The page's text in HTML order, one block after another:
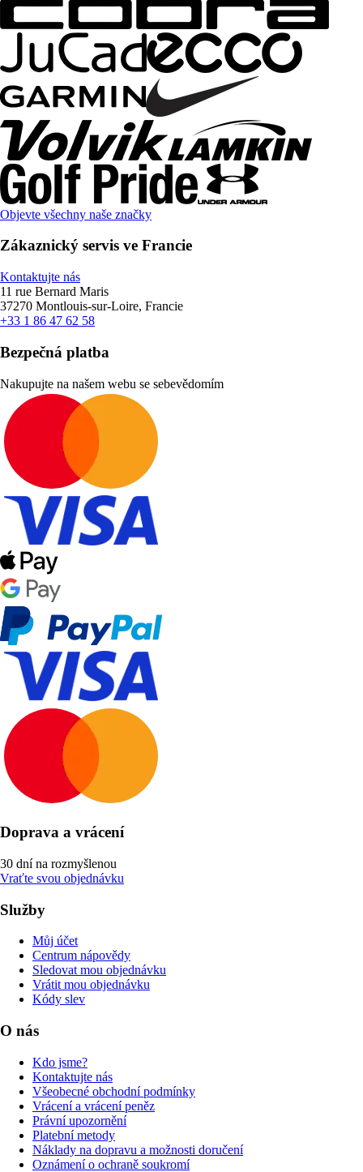
Objevte všechny naše značky
Zákaznický servis ve Francie
Kontaktujte nás
11 rue Bernard Maris
37270 Montlouis-sur-Loire, Francie
+33 1 86 47 62 58
Bezpečná platba
Nakupujte na našem webu se sebevědomím
Doprava a vrácení
30 dní na rozmyšlenou
Vraťte svou objednávku
Služby
Můj účet
Centrum nápovědy
Sledovat mou objednávku
Vrátit mou objednávku
Kódy slev
O nás
Kdo jsme?
Kontaktujte nás
Všeobecné obchodní podmínky
Vrácení a vrácení peněz
Právní upozornění
Platební metody
Náklady na dopravu a možnosti doručení
Oznámení o ochraně soukromí